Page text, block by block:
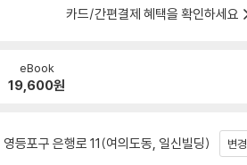
카드/간편결제 혜택을 확인하세요
eBook
19,600원
등포구 은행로 11(여의도동, 일신빌딩) 변경